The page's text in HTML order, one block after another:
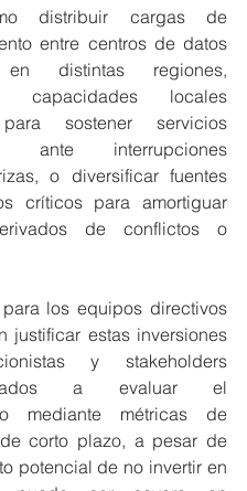
distribuir cargas de
entre centros de datos
en distintas regiones,
capacidades locales
sostener servicios
ante interrupciones
o diversificar fuentes
críticos para amortiguar
de conflictos o
los equipos directivos
justificar estas inversiones
y stakeholders
a evaluar el
mediante métricas de
corto plazo, a pesar de
potencial de no invertir en